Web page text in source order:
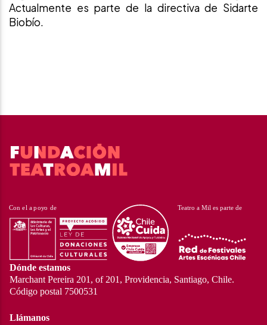
Actualmente es parte de la directiva de Sidarte
Biobío.
Dónde estamos
Marchant Pereira 201, of 201, Providencia, Santiago, Chile.
Código postal 7500531
Llámanos